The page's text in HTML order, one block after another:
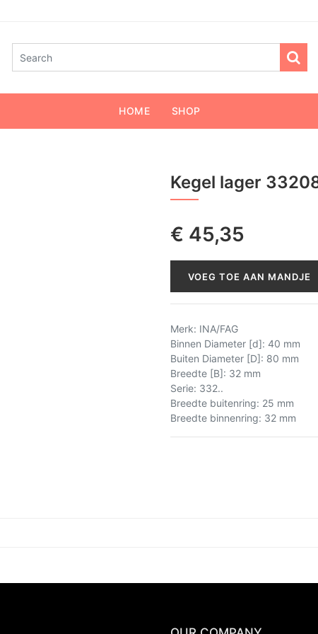
HOME SHOP
Kegel lager
€ 45,35
VOEG TOE AAN MANDJE
Merk: INA/FAG
Binnen Diameter [d]: 40 mm
Buiten Diameter [D]: 80 mm
Breedte [B]: 32 mm
Serie: 332..
Breedte buitenring: 25 mm
Breedte binnenring: 32 mm